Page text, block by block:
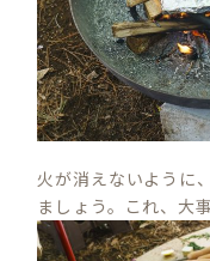
火が消えないように
ましょう。これ、大